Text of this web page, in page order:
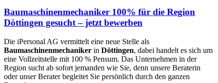
Baumaschinenmechaniker 100% für die Region
Döttingen gesucht – jetzt bewerben
Die iPersonal AG vermittelt eine neue Stelle als
Baumaschinenmechaniker in Döttingen, dabei handelt es sich um
eine Vollzeitstelle mit 100 % Pensum. Das Unternehmen in der
Region sucht ab sofort jemanden wie Sie, denn unsere Beraterin
oder unser Berater begleitet Sie persönlich durch den ganzen